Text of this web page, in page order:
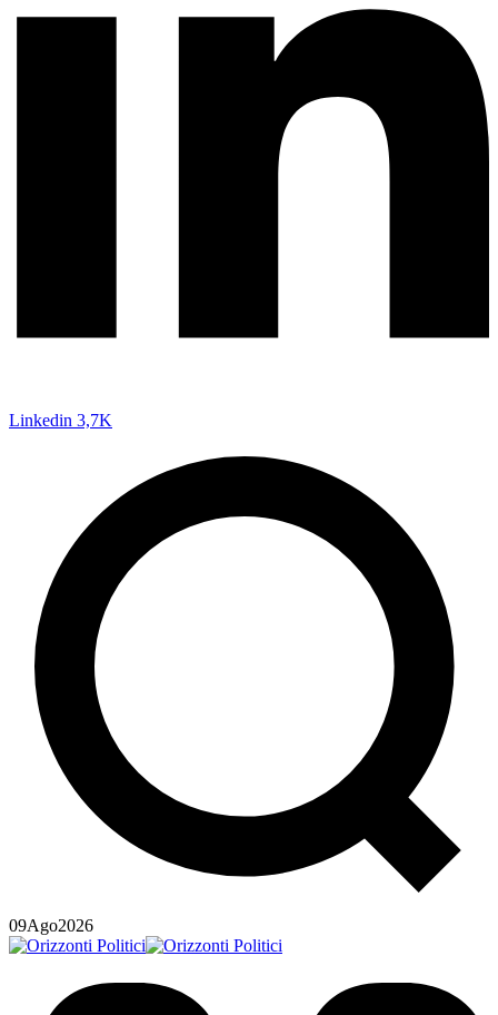
Linkedin 3,7K
09Ago2026